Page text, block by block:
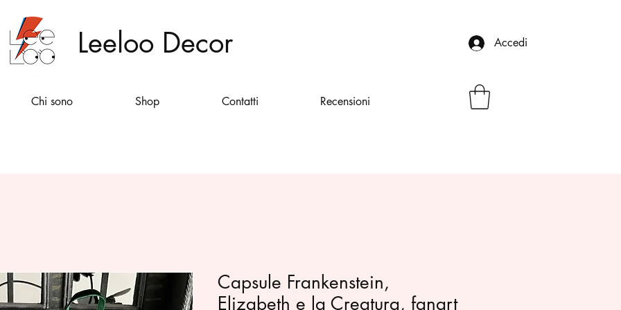
Leeloo Decor Accedi
Chi sono Shop Contatti Recensioni
Capsule Frankenstein,
Elizabeth e la Creatura, fanart